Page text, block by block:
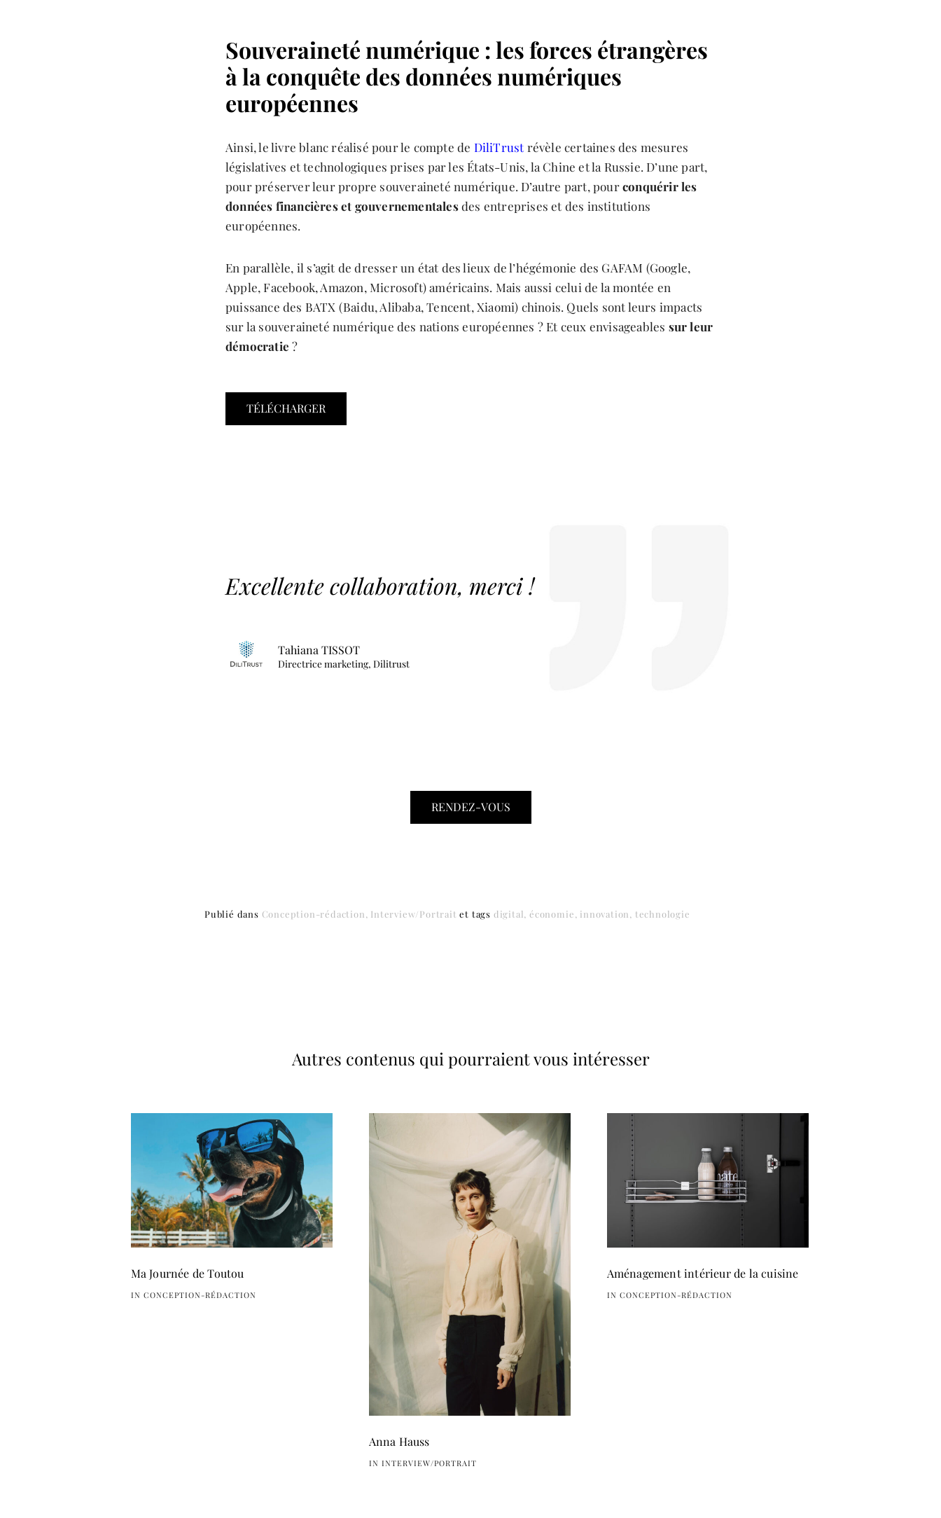
Souveraineté numérique : les forces étrangères
à la conquête des données numériques
européennes
Ainsi, le livre blanc réalisé pour le compte de DiliTrust révèle certaines des mesures
législatives et technologiques prises par les États-Unis, la Chine et la Russie. D’une part,
pour préserver leur propre souveraineté numérique. D’autre part, pourconquérir les
données financières et gouvernementalesdes entreprises et des institutions
européennes.
En parallèle, il s’agit de dresser un état des lieux de l’hégémonie des GAFAM (Google,
Apple, Facebook, Amazon, Microsoft) américains. Mais aussi celui de la montée en
puissance des BATX (Baidu, Alibaba, Tencent, Xiaomi) chinois. Quels sont leurs impacts
sur la souveraineté numérique des nations européennes ? Et ceux envisageables sur leur
démocratie ?
TÉLÉCHARGER
Excellente collaboration, merci !
Tahiana TISSOT
Directrice marketing, Dilitrust
RENDEZ-VOUS
Publié dans Conception-rédaction Interview/Portrait et tags digital économie innovation technologie
Autres contenus qui pourraient vous intéresser
Ma Journée de Toutou
IN CONCEPTION-RÉDACTION
Anna Hauss
IN INTERVIEW/PORTRAIT
Aménagement intérieur de la cuisine
IN CONCEPTION-RÉDACTION